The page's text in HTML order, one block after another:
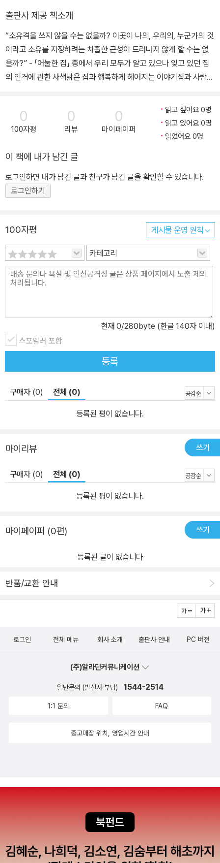
출판사 제공 책소개
“소유격을 쓰지 않을 수는 없을까? 이곳이 나의, 우리의, 누군가의 것
이라고 소유를 지정하려는 치졸한 근성이 드러나지 않게 할 수는 없
을까?” - 「어눌한 집」 중에서 우리 모두가 알고 있으나 잊고 있던 집
의 인격에 관한 사색낡은 집과 행복하게 헤어지는 이야기집과 사람에
발로 사라진 신혼집. 저자는 정들었던 신혼집을 떠나 새 집으로 이사
갔지만 철거가 되기 전까지 방치된 채 폐허가 되어가는 낡은 집이 안
쓰럽기만 하다. 15년 동안 살았던 낡은 집은 사랑과 추억과 애증이 가
가보았던 친구네 판잣집, 재개발 지역에 있던 어느 목욕탕 터는 아련
하고 애틋하다.이 책은 ‘아무렇지도 않고 비범하지도 않은 집 이야기
그리고 약간의 사색’이라는 부제처럼, 누구나 경험했을 법한 집에 관
한 사색을 담고 있다. 10편의 에세이는 과거의 집을 회상하는 것에 그
있다는 생각거리를 던져준다. 우리 주변에서 흔하게 봤을 법한 집에
관한 이야기를 담담하고 읽기 쉬운 문체로 담은 이 일상 에세이는 독
자에게 잔잔한 감동을 선사할 것이다.
0
100자평
0
리뷰
0
마이페이퍼
읽고 싶어요 0명
읽고 있어요 0명
읽었어요 0명
이 책에 내가 남긴 글
로그인하면 내가 남긴 글과 친구가 남긴 글을 확인할 수 있습니다.
로그인하기
100자평 게시물 운영 원칙
카테고리
현재 0/280byte (한글 140자 이내)
스포일러 포함
등록
구매자 (0) 전체 (0)
등록된 평이 없습니다.
마이리뷰 쓰기
구매자 (0) 전체 (0)
등록된 평이 없습니다.
마이페이퍼 (0편) 쓰기
등록된 글이 없습니다
반품/교환 안내
로그인 전체 메뉴 회사 소개 출판사 안내 PC 버전
(주)알라딘커뮤니케이션
일반문의 (발신자 부담) 1544-2514
1:1 문의 FAQ
중고매장 위치, 영업시간 안내